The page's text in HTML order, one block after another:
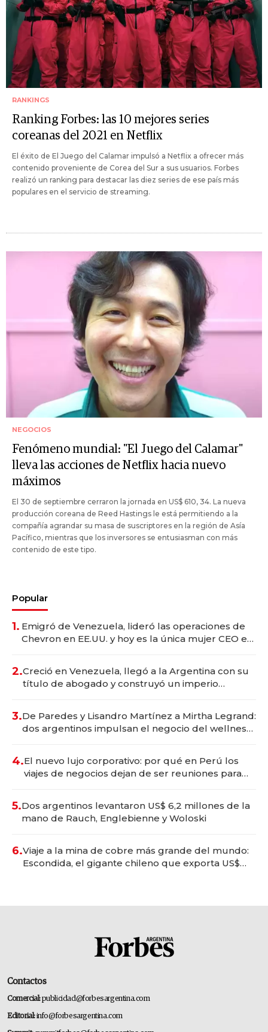
RANKINGS
Ranking Forbes: las 10 mejores series
coreanas del 2021 en Netflix
El éxito de El Juego del Calamar impulsó a Netflix a ofrecer más
contenido proveniente de Corea del Sur a sus usuarios. Forbes
realizó un ranking para destacar las diez series de ese país más
populares en el servicio de streaming.
NEGOCIOS
Fenómeno mundial: "El Juego del Calamar"
lleva las acciones de Netflix hacia nuevo
máximos
El 30 de septiembre cerraron la jornada en US$ 610, 34. La nueva
producción coreana de Reed Hastings le está permitiendo a la
compañía agrandar su masa de suscriptores en la región de Asía
Pacífico, mientras que los inversores se entusiasman con más
contenido de este tipo.
Popular
1. Emigró de Venezuela, lideró las operaciones de
Chevron en EE.UU. y hoy es la única mujer CEO en
2.Creció en Venezuela, llegó a la Argentina con su
título de abogado y construyó un imperio
3.De Paredes y Lisandro Martínez a Mirtha Legrand:
dos argentinos impulsan el negocio del wellness
4.El nuevo lujo corporativo: por qué en Perú los
viajes de negocios dejan de ser reuniones para
5.Dos argentinos levantaron US$ 6,2 millones de la
mano de Rauch, Englebienne y Woloski
6.Viaje a la mina de cobre más grande del mundo:
Escondida, el gigante chileno que exporta US$
Contactos
Comercial:publicidad@forbesargentina.com
Editorial:info@forbesargentina.com